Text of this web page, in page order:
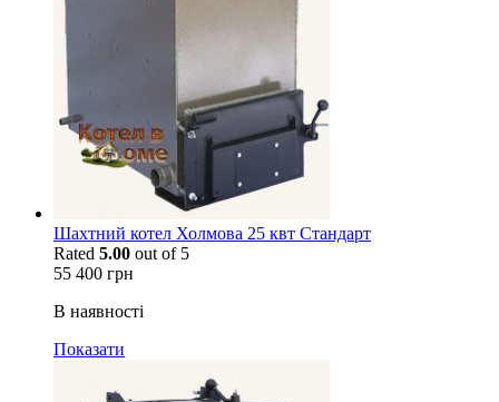
Шахтний котел Холмова 25 квт Стандарт
Rated 5.00 out of 5
55 400 грн
В наявності
Показати